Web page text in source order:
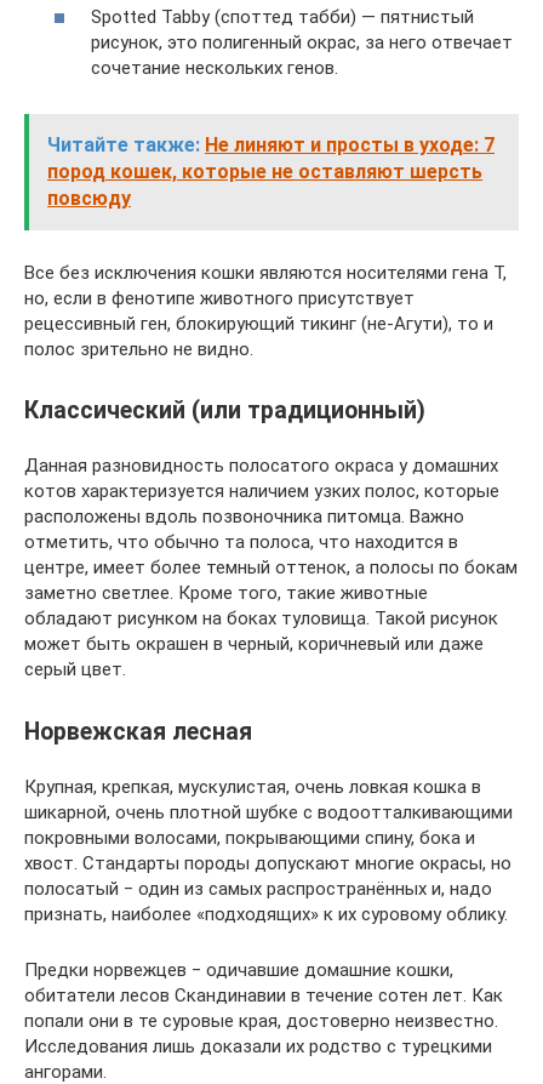
Spotted Tabby (споттед табби) — пятнистый
рисунок, это полигенный окрас, за него отвечает
сочетание нескольких генов.
Читайте также: Не линяют и просты в уходе: 7
пород кошек, которые не оставляют шерсть
повсюду
Все без исключения кошки являются носителями гена Т,
но, если в фенотипе животного присутствует
рецессивный ген, блокирующий тикинг (не-Агути), то и
полос зрительно не видно.
Классический (или традиционный)
Данная разновидность полосатого окраса у домашних
котов характеризуется наличием узких полос, которые
расположены вдоль позвоночника питомца. Важно
отметить, что обычно та полоса, что находится в
центре, имеет более темный оттенок, а полосы по бокам
заметно светлее. Кроме того, такие животные
обладают рисунком на боках туловища. Такой рисунок
может быть окрашен в черный, коричневый или даже
серый цвет.
Норвежская лесная
Крупная, крепкая, мускулистая, очень ловкая кошка в
шикарной, очень плотной шубке с водоотталкивающими
покровными волосами, покрывающими спину, бока и
хвост. Стандарты породы допускают многие окрасы, но
полосатый ‒ один из самых распространённых и, надо
признать, наиболее «подходящих» к их суровому облику.
Предки норвежцев ‒ одичавшие домашние кошки,
обитатели лесов Скандинавии в течение сотен лет. Как
попали они в те суровые края, достоверно неизвестно.
Исследования лишь доказали их родство с турецкими
ангорами.